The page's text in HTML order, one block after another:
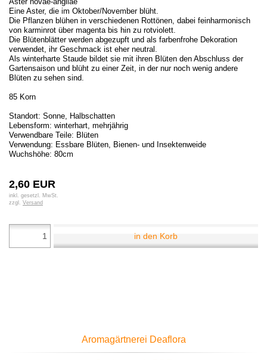
Eine Aster, die im Oktober/November blüht.
Die Pflanzen blühen in verschiedenen Rottönen, dabei feinharmonisch
von karminrot über magenta bis hin zu rotviolett.
Die Blütenblätter werden abgezupft und als farbenfrohe Dekoration
verwendet, ihr Geschmack ist eher neutral.
Als winterharte Staude bildet sie mit ihren Blüten den Abschluss der
Gartensaison und blüht zu einer Zeit, in der nur noch wenig andere
Blüten zu sehen sind.
85 Korn
Standort: Sonne, Halbschatten
Lebensform: winterhart, mehrjährig
Verwendbare Teile: Blüten
Verwendung: Essbare Blüten, Bienen- und Insektenweide
Wuchshöhe: 80cm
2,60 EUR
inkl. gesetzl. MwSt.
zzgl. Versand
in den Korb
Aromagärtnerei Deaflora